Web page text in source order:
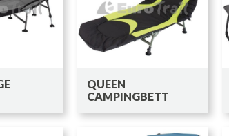
QUEEN
CAMPINGBETT